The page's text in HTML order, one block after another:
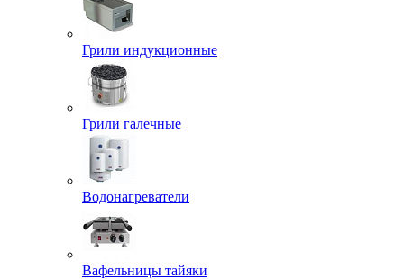
Грили индукционные
Грили галечные
Водонагреватели
Вафельницы тайяки